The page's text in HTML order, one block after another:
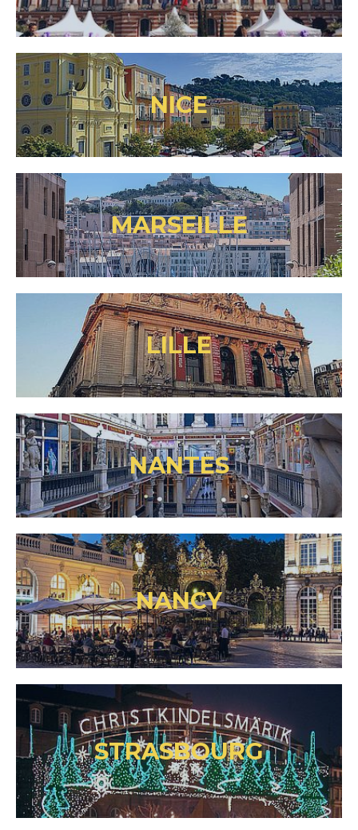
NICE
MARSEILLE
LILLE
NANTES
NANCY
STRASBOURG